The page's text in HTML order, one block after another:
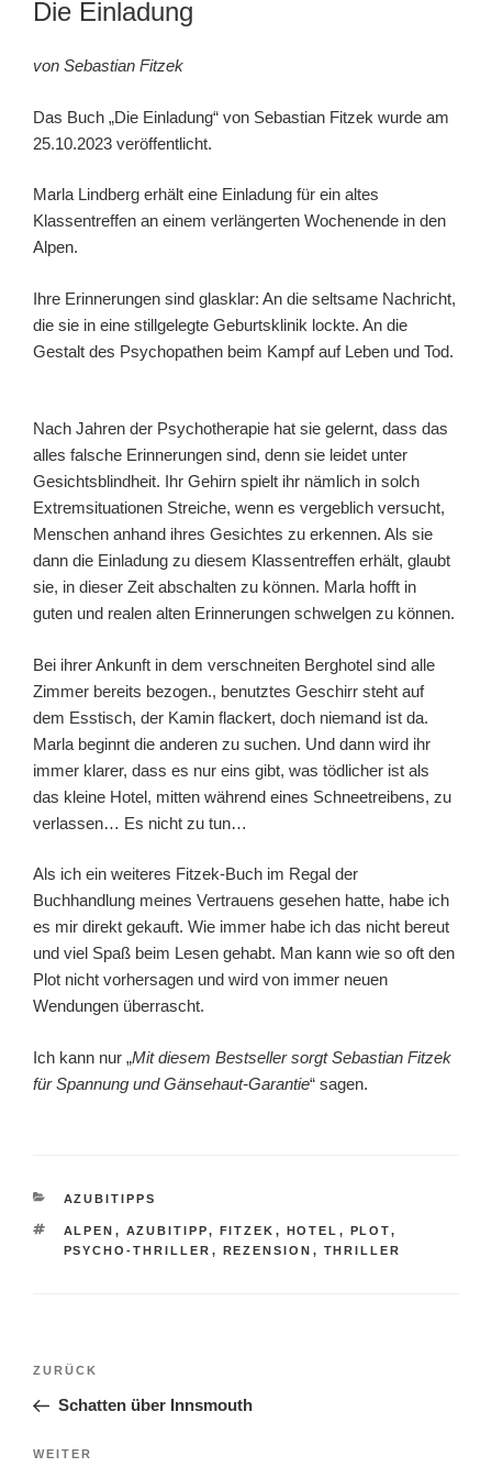
Die Einladung
von Sebastian Fitzek
Das Buch „Die Einladung“ von Sebastian Fitzek wurde am
25.10.2023 veröffentlicht.
Marla Lindberg erhält eine Einladung für ein altes
Klassentreffen an einem verlängerten Wochenende in den
Alpen.
Ihre Erinnerungen sind glasklar: An die seltsame Nachricht,
die sie in eine stillgelegte Geburtsklinik lockte. An die
Gestalt des Psychopathen beim Kampf auf Leben und Tod.
Nach Jahren der Psychotherapie hat sie gelernt, dass das
alles falsche Erinnerungen sind, denn sie leidet unter
Gesichtsblindheit. Ihr Gehirn spielt ihr nämlich in solch
Extremsituationen Streiche, wenn es vergeblich versucht,
Menschen anhand ihres Gesichtes zu erkennen. Als sie
dann die Einladung zu diesem Klassentreffen erhält, glaubt
sie, in dieser Zeit abschalten zu können. Marla hofft in
guten und realen alten Erinnerungen schwelgen zu können.
Bei ihrer Ankunft in dem verschneiten Berghotel sind alle
Zimmer bereits bezogen., benutztes Geschirr steht auf
dem Esstisch, der Kamin flackert, doch niemand ist da.
Marla beginnt die anderen zu suchen. Und dann wird ihr
immer klarer, dass es nur eins gibt, was tödlicher ist als
das kleine Hotel, mitten während eines Schneetreibens, zu
verlassen… Es nicht zu tun…
Als ich ein weiteres Fitzek-Buch im Regal der
Buchhandlung meines Vertrauens gesehen hatte, habe ich
es mir direkt gekauft. Wie immer habe ich das nicht bereut
und viel Spaß beim Lesen gehabt. Man kann wie so oft den
Plot nicht vorhersagen und wird von immer neuen
Wendungen überrascht.
Ich kann nur „Mit diesem Bestseller sorgt Sebastian Fitzek
für Spannung und Gänsehaut-Garantie“ sagen.
KATEGORIEN
AZUBITIPPS
SCHLAGWÖRTER
ALPEN , AZUBITIPP, FITZEK , HOTEL , PLOT,
PSYCHO-THRILLER , REZENSION , THRILLER
Beitragsnavigation
Vorheriger
Beitrag
ZURÜCK
Schatten über Innsmouth
Nächster
WEITER